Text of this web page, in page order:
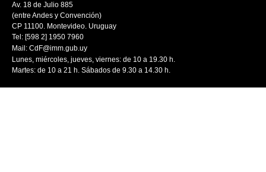
Av. 18 de Julio 885
(entre Andes y Convención)
CP 11100. Montevideo. Uruguay
Tel: [598 2] 1950 7960
Mail: CdF@imm.gub.uy
Lunes, miércoles, jueves, viernes: de 10 a 19.30 h.
Martes: de 10 a 21 h. Sábados de 9.30 a 14.30 h.